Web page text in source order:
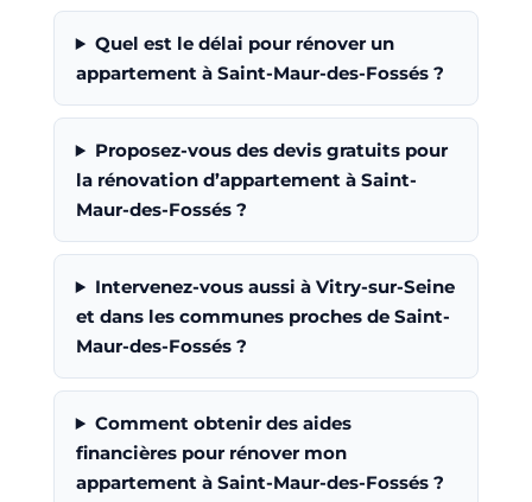
Quel est le délai pour rénover un
appartement à Saint-Maur-des-Fossés ?
Proposez-vous des devis gratuits pour
la rénovation d’appartement à Saint-
Maur-des-Fossés ?
Intervenez-vous aussi à Vitry-sur-Seine
et dans les communes proches de Saint-
Maur-des-Fossés ?
Comment obtenir des aides
financières pour rénover mon
appartement à Saint-Maur-des-Fossés ?